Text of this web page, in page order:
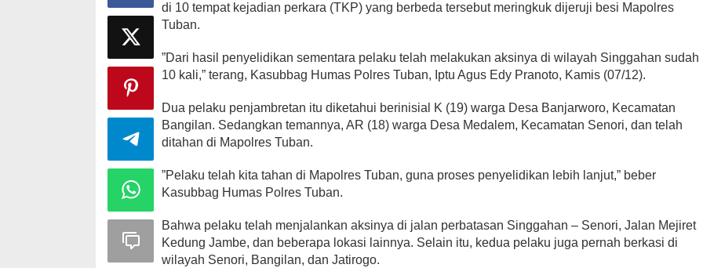
di 10 tempat kejadian perkara (TKP) yang berbeda tersebut meringkuk dijeruji besi Mapolres
Tuban.
”Dari hasil penyelidikan sementara pelaku telah melakukan aksinya di wilayah Singgahan sudah
10 kali,” terang, Kasubbag Humas Polres Tuban, Iptu Agus Edy Pranoto, Kamis (07/12).
Dua pelaku penjambretan itu diketahui berinisial K (19) warga Desa Banjarworo, Kecamatan
Bangilan. Sedangkan temannya, AR (18) warga Desa Medalem, Kecamatan Senori, dan telah
ditahan di Mapolres Tuban.
”Pelaku telah kita tahan di Mapolres Tuban, guna proses penyelidikan lebih lanjut,” beber
Kasubbag Humas Polres Tuban.
Bahwa pelaku telah menjalankan aksinya di jalan perbatasan Singgahan – Senori, Jalan Mejiret
Kedung Jambe, dan beberapa lokasi lainnya. Selain itu, kedua pelaku juga pernah berkasi di
wilayah Senori, Bangilan, dan Jatirogo.